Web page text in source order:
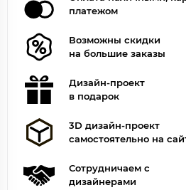
платежом
Возможны скидки
на большие заказы
Дизайн-проект
в подарок
3D дизайн-проект
самостоятельно на
Сотрудничаем с
дизайнерами